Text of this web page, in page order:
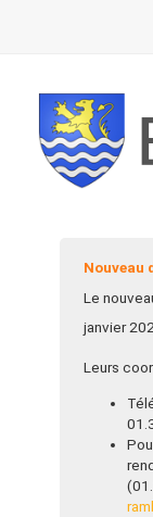
Nouveau
Le
janvier
Leurs